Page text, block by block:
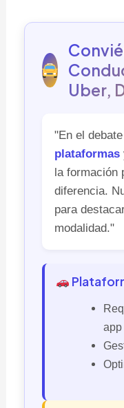
Uber,
"En el
plataformas
la formación
diferencia.
para
modalidad."
app